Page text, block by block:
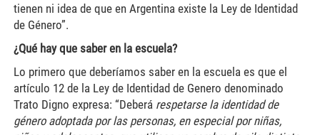
tienen ni idea de que en Argentina existe la Ley de Identidad
de Género”.
¿Qué hay que saber en la escuela?
Lo primero que deberíamos saber en la escuela es que el
artículo 12 de la Ley de Identidad de Genero denominado
Trato Digno expresa: “Deberá respetarse la identidad de
género adoptada por las personas, en especial por niñas,